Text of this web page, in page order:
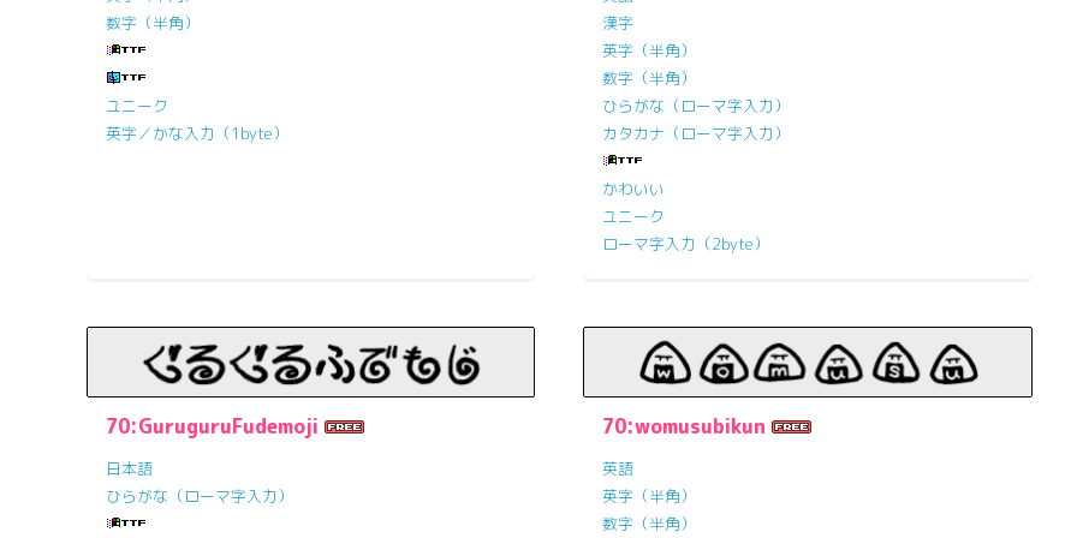
数字（半角）
ユニーク
英字／かな入力（1byte）
漢字
英字（半角）
数字（半角）
ひらがな（ローマ字入力）
カタカナ（ローマ字入力）
かわいい
ユニーク
ローマ字入力（2byte）
70:GuruguruFudemoji
日本語
ひらがな（ローマ字入力）
70:womusubikun
英語
英字（半角）
数字（半角）